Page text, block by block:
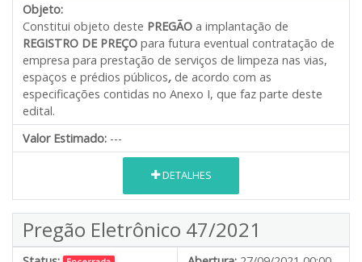
Objeto:
Constitui objeto deste PREGÃO a implantação de
REGISTRO DE PREÇO para futura eventual contratação de
empresa para prestação de serviços de limpeza nas vias,
espaços e prédios públicos, de acordo com as
especificações contidas no Anexo I, que faz parte deste
edital.
Valor Estimado: ---
DETALHES
Pregão Eletrônico 47/2021